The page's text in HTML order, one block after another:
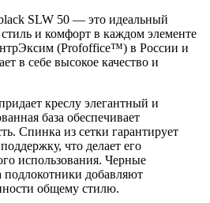
SLW 50 — это идеальный
и комфорт в каждом элементе
(Profoffice™) в России и
в себе высокое качество и
креслу элегантный и
база обеспечивает
Спинка из сетки гарантирует
что делает его
использования. Черные
подлокотники добавляют
общему стилю.